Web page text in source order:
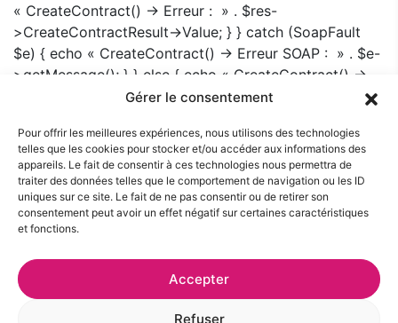
Gérer le consentement
Pour offrir les meilleures expériences, nous utilisons des technologies
telles que les cookies pour stocker et/ou accéder aux informations des
appareils. Le fait de consentir à ces technologies nous permettra de
traiter des données telles que le comportement de navigation ou les ID
uniques sur ce site. Le fait de ne pas consentir ou de retirer son
consentement peut avoir un effet négatif sur certaines caractéristiques
et fonctions.
Accepter
Refuser
« CreateContract() -> Erreur : » . $res-
>CreateContractResult->Value; } } catch (SoapFault
$e) { echo « CreateContract() -> Erreur SOAP : » . $e-
>getMessage(); } } else { echo « CreateContract() ->
Erreur de session ! »; } } // POST : Action if
‘postphpinfo’) { phpinfo(); exit; } else if
($_POST[‘action’] === ‘postcheckconnection’) {
CheckConnection(); } else if ($_POST[‘action’] ===
‘postcheckconnectionsoap’) { CheckConnectionSoap();
} else if ($_POST[‘action’] === ‘postgetsessionid’) {
« GetSessionID avec succÃ¨s ! »; } } else if
($_POST[‘action’] === ‘postcreateclient’) {